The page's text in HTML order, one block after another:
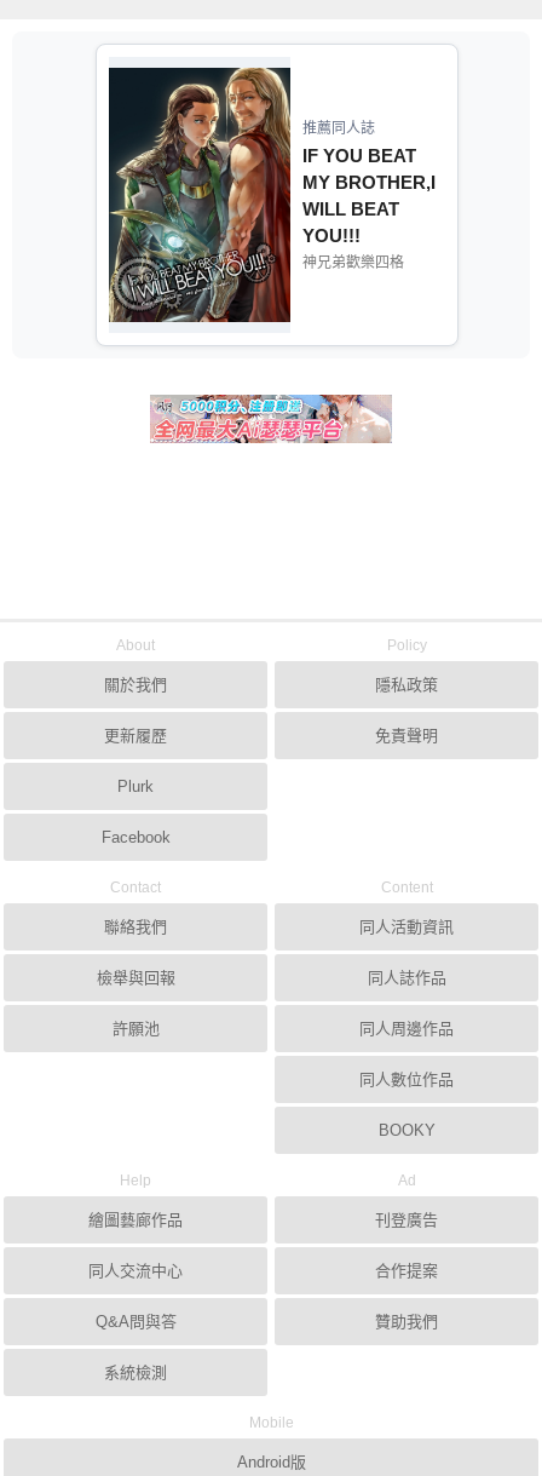
推薦同人誌
IF YOU BEAT
MY BROTHER,I
WILL BEAT
YOU!!!
神兄弟歡樂四格
About
關於我們
更新履歷
Plurk
Facebook
Policy
隱私政策
免責聲明
Contact
聯絡我們
檢舉與回報
許願池
Content
同人活動資訊
同人誌作品
同人周邊作品
同人數位作品
BOOKY
Help
繪圖藝廊作品
同人交流中心
Q&A問與答
系統檢測
Ad
刊登廣告
合作提案
贊助我們
Mobile
Android版